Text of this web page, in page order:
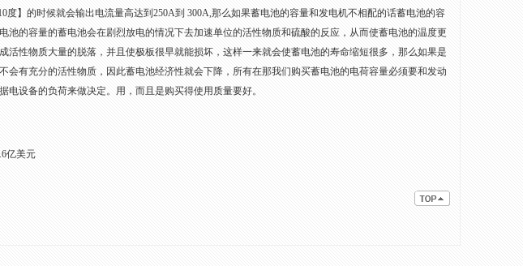
】的时候就会输出电流量高达到250A到 300A,那么如果蓄电池的容量和发电机不相配的话蓄电池的容
的容量的蓄电池会在剧烈放电的情况下去加速单位的活性物质和硫酸的反应，从而使蓄电池的温度更
性物质大量的脱落，并且使极板很早就能损坏，这样一来就会使蓄电池的寿命缩短很多，那么如果是
有充分的活性物质，因此蓄电池经济性就会下降，所有在那我们购买蓄电池的电荷容量必须要和发动
设备的负荷来做决定。用，而且是购买得使用质量要好。
亿美元